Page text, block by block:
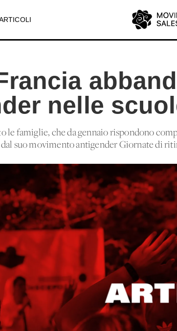
nelle
le famiglie, che da gennaio rispondono
suo movimento antigender Giornate di